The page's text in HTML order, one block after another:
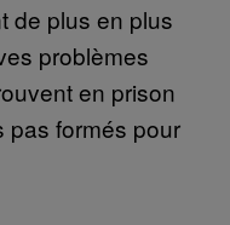
de plus en plus
problèmes
en prison
pas formés pour